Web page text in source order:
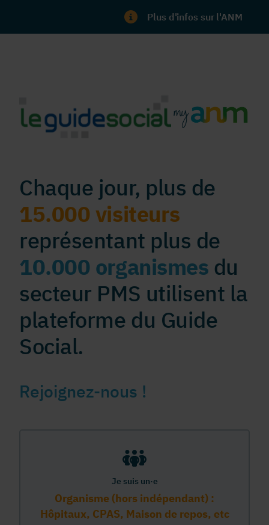
Plus d'infos sur l'ANM
Chaque jour, plus de
15.000 visiteurs
représentant plus de
10.000 organismes du
secteur PMS utilisent la
plateforme du Guide
Social.
Rejoignez-nous !
Je suis un·e
Organisme (hors indépendant) :
Hôpitaux, CPAS, Maison de repos, etc